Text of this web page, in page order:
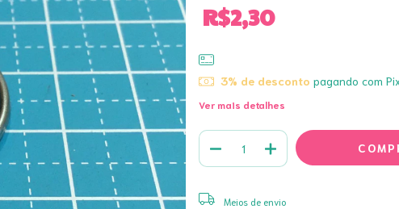
R$2,30
3% de desconto pagando com
Ver mais detalhes
Entregas para o CEP:
Meios de envio